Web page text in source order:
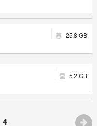
25.8 GB
5.2 GB
4